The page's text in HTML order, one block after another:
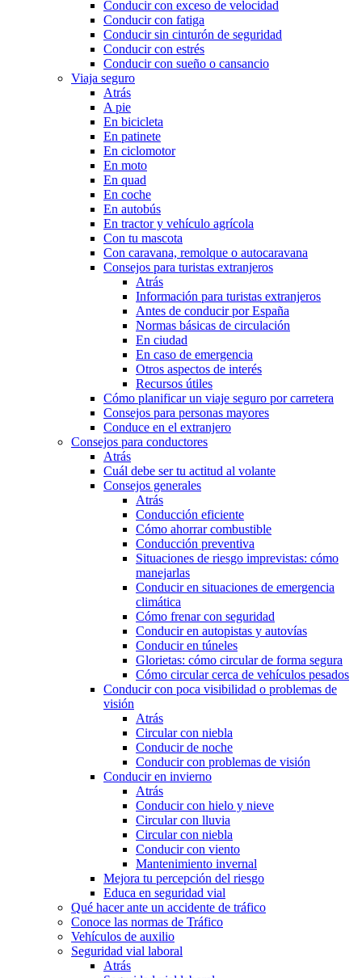
Conducir con exceso de velocidad
Conducir con fatiga
Conducir sin cinturón de seguridad
Conducir con estrés
Conducir con sueño o cansancio
Viaja seguro
Atrás
A pie
En bicicleta
En patinete
En ciclomotor
En moto
En quad
En coche
En autobús
En tractor y vehículo agrícola
Con tu mascota
Con caravana, remolque o autocaravana
Consejos para turistas extranjeros
Atrás
Información para turistas extranjeros
Antes de conducir por España
Normas básicas de circulación
En ciudad
En caso de emergencia
Otros aspectos de interés
Recursos útiles
Cómo planificar un viaje seguro por carretera
Consejos para personas mayores
Conduce en el extranjero
Consejos para conductores
Atrás
Cuál debe ser tu actitud al volante
Consejos generales
Atrás
Conducción eficiente
Cómo ahorrar combustible
Conducción preventiva
Situaciones de riesgo imprevistas: cómo
manejarlas
Conducir en situaciones de emergencia
climática
Cómo frenar con seguridad
Conducir en autopistas y autovías
Conducir en túneles
Glorietas: cómo circular de forma segura
Cómo circular cerca de vehículos pesados
Conducir con poca visibilidad o problemas de
visión
Atrás
Circular con niebla
Conducir de noche
Conducir con problemas de visión
Conducir en invierno
Atrás
Conducir con hielo y nieve
Circular con lluvia
Circular con niebla
Conducir con viento
Mantenimiento invernal
Mejora tu percepción del riesgo
Educa en seguridad vial
Qué hacer ante un accidente de tráfico
Conoce las normas de Tráfico
Vehículos de auxilio
Seguridad vial laboral
Atrás